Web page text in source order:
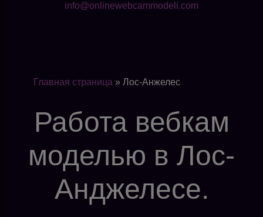
info@onlinewebcammodeli.com
Главная страница » Лос-Анжелес
Работа вебкам
моделью в Лос-
Анджелесе.